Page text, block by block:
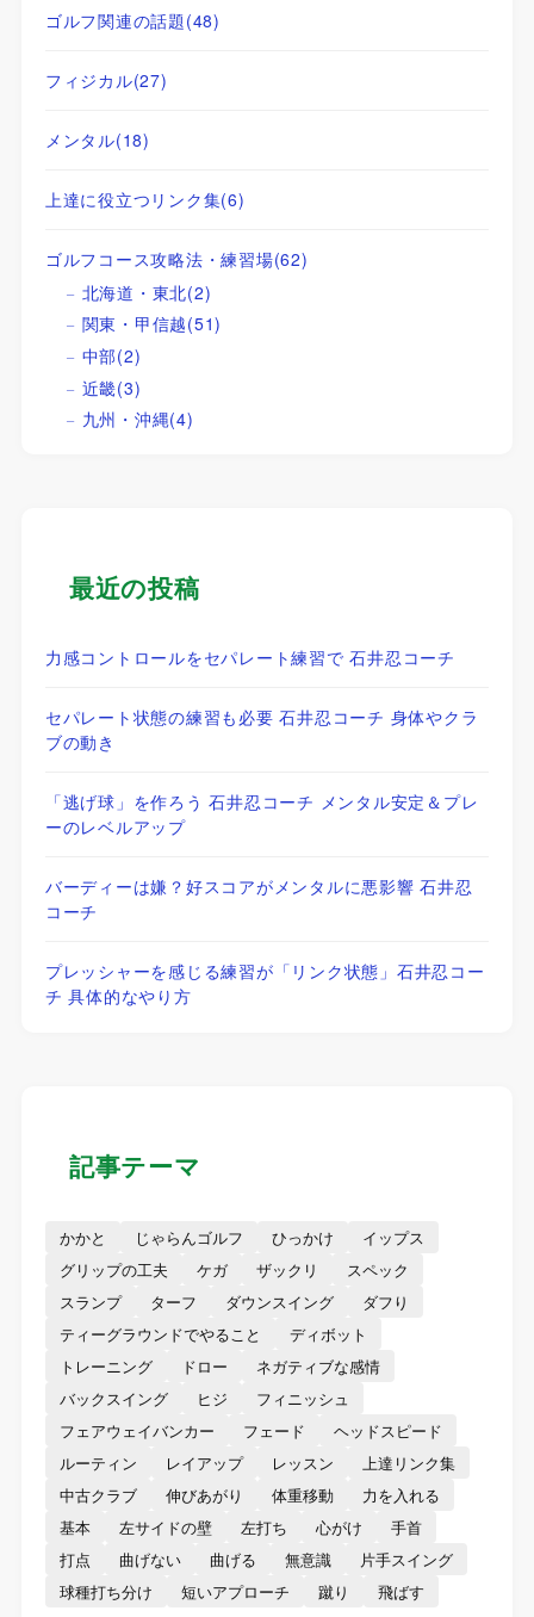
ゴルフ関連の話題(48)
フィジカル(27)
メンタル(18)
上達に役立つリンク集(6)
ゴルフコース攻略法・練習場(62)
北海道・東北(2)
関東・甲信越(51)
中部(2)
近畿(3)
九州・沖縄(4)
最近の投稿
力感コントロールをセパレート練習で 石井忍コーチ
セパレート状態の練習も必要 石井忍コーチ 身体やクラ
ブの動き
「逃げ球」を作ろう 石井忍コーチ メンタル安定＆プレ
ーのレベルアップ
バーディーは嫌？好スコアがメンタルに悪影響 石井忍
コーチ
プレッシャーを感じる練習が「リンク状態」石井忍コー
チ 具体的なやり方
記事テーマ
かかと じゃらんゴルフ ひっかけ
イップス
グリップの工夫
ケガ ザックリ
スペック
スランプ
ターフ ダウンスイング
ダフり
ティーグラウンドでやること
ディボット
トレーニング
ドロー
ネガティブな感情
バックスイング
ヒジ
フィニッシュ
フェアウェイバンカー
フェード
ヘッドスピード
ルーティン
レイアップ レッスン
上達リンク集
中古クラブ
伸びあがり 体重移動
力を入れる
基本
左サイドの壁 左打ち 心がけ
手首
打点
曲げない 曲げる 無意識
片手スイング
球種打ち分け
短いアプローチ 蹴り 飛ばす